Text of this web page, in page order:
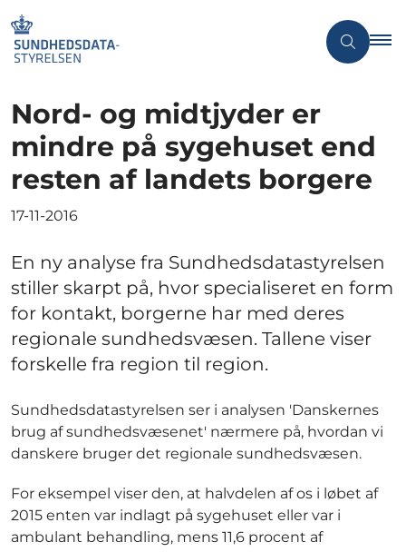
Nord- og midtjyder er
mindre på sygehuset end
resten af landets borgere
17-11-2016
En ny analyse fra Sundhedsdatastyrelsen
stiller skarpt på, hvor specialiseret en form
for kontakt, borgerne har med deres
regionale sundhedsvæsen. Tallene viser
forskelle fra region til region.
Sundhedsdatastyrelsen ser i analysen 'Danskernes
brug af sundhedsvæsenet' nærmere på, hvordan vi
danskere bruger det regionale sundhedsvæsen.
For eksempel viser den, at halvdelen af os i løbet af
2015 enten var indlagt på sygehuset eller var i
ambulant behandling, mens 11,6 procent af